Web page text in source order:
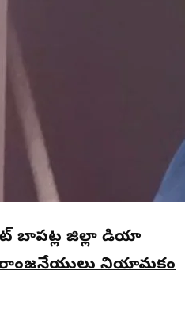
బాపట్ల జిల్లా మీడియా
నియామకం